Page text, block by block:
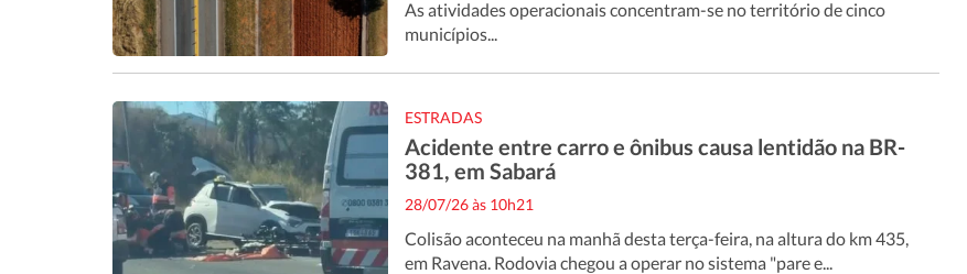
As atividades operacionais concentram-se no território de cinco
municípios...
ESTRADAS
Acidente entre carro e ônibus causa lentidão na BR-
381, em Sabará
28/07/26 às 10h21
Colisão aconteceu na manhã desta terça-feira, na altura do km 435,
em Ravena. Rodovia chegou a operar no sistema "pare e...